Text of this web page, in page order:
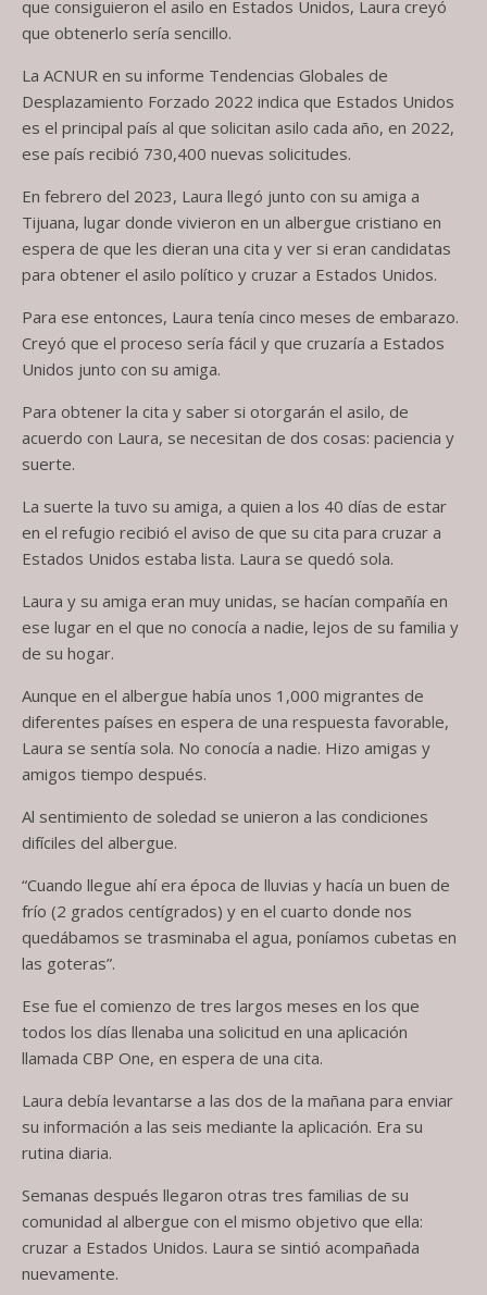
que consiguieron el asilo en Estados Unidos, Laura creyó
que obtenerlo sería sencillo.
La ACNUR en su informe Tendencias Globales de
Desplazamiento Forzado 2022 indica que Estados Unidos
es el principal país al que solicitan asilo cada año, en 2022,
ese país recibió 730,400 nuevas solicitudes.
En febrero del 2023, Laura llegó junto con su amiga a
Tijuana, lugar donde vivieron en un albergue cristiano en
espera de que les dieran una cita y ver si eran candidatas
para obtener el asilo político y cruzar a Estados Unidos.
Para ese entonces, Laura tenía cinco meses de embarazo.
Creyó que el proceso sería fácil y que cruzaría a Estados
Unidos junto con su amiga.
Para obtener la cita y saber si otorgarán el asilo, de
acuerdo con Laura, se necesitan de dos cosas: paciencia y
suerte.
La suerte la tuvo su amiga, a quien a los 40 días de estar
en el refugio recibió el aviso de que su cita para cruzar a
Estados Unidos estaba lista. Laura se quedó sola.
Laura y su amiga eran muy unidas, se hacían compañía en
ese lugar en el que no conocía a nadie, lejos de su familia y
de su hogar.
Aunque en el albergue había unos 1,000 migrantes de
diferentes países en espera de una respuesta favorable,
Laura se sentía sola. No conocía a nadie. Hizo amigas y
amigos tiempo después.
Al sentimiento de soledad se unieron a las condiciones
difíciles del albergue.
“Cuando llegue ahí era época de lluvias y hacía un buen de
frío (2 grados centígrados) y en el cuarto donde nos
quedábamos se trasminaba el agua, poníamos cubetas en
las goteras”.
Ese fue el comienzo de tres largos meses en los que
todos los días llenaba una solicitud en una aplicación
llamada CBP One, en espera de una cita.
Laura debía levantarse a las dos de la mañana para enviar
su información a las seis mediante la aplicación. Era su
rutina diaria.
Semanas después llegaron otras tres familias de su
comunidad al albergue con el mismo objetivo que ella:
cruzar a Estados Unidos. Laura se sintió acompañada
nuevamente.